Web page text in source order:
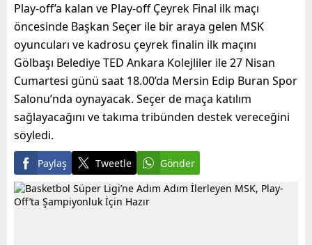
Play-off’a kalan ve Play-off Çeyrek Final ilk maçı
öncesinde Başkan Seçer ile bir araya gelen MSK
oyuncuları ve kadrosu çeyrek finalin ilk maçını
Gölbaşı Belediye TED Ankara Kolejliler ile 27 Nisan
Cumartesi günü saat 18.00’da Mersin Edip Buran Spor
Salonu’nda oynayacak. Seçer de maça katılım
sağlayacağını ve takıma tribünden destek vereceğini
söyledi.
Paylaş Tweetle Gönder